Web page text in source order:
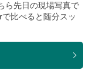
ら先日の現場写真で
比べると随分スッ